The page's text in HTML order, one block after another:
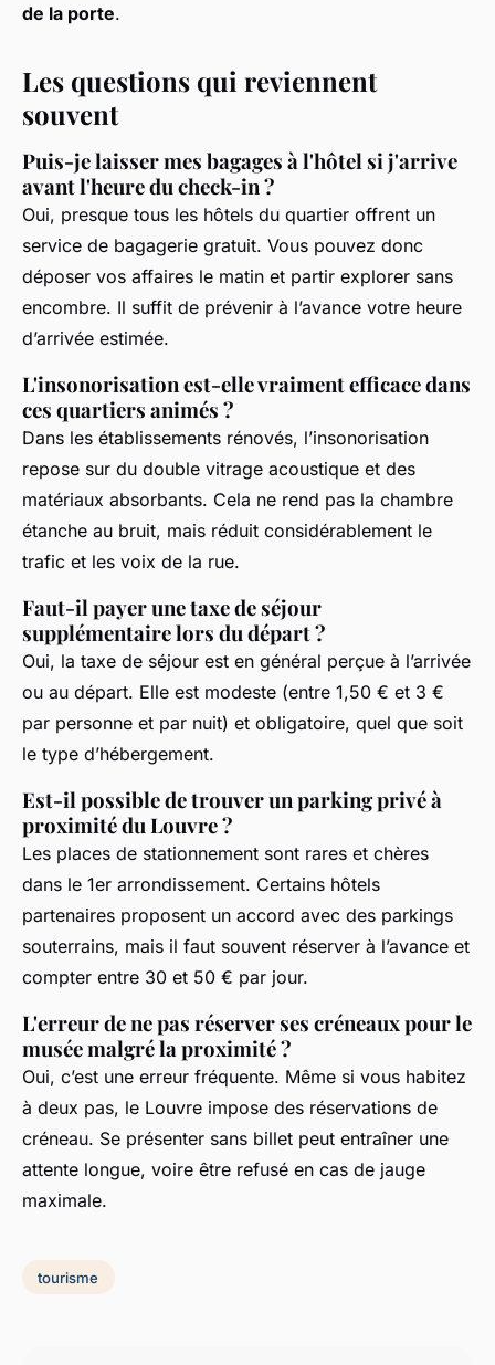
de la porte.
Les questions qui reviennent
souvent
Puis-je laisser mes bagages à l'hôtel si j'arrive
avant l'heure du check-in ?
Oui, presque tous les hôtels du quartier offrent un
service de bagagerie gratuit. Vous pouvez donc
déposer vos affaires le matin et partir explorer sans
encombre. Il suffit de prévenir à l’avance votre heure
d’arrivée estimée.
L'insonorisation est-elle vraiment efficace dans
ces quartiers animés ?
Dans les établissements rénovés, l’insonorisation
repose sur du double vitrage acoustique et des
matériaux absorbants. Cela ne rend pas la chambre
étanche au bruit, mais réduit considérablement le
trafic et les voix de la rue.
Faut-il payer une taxe de séjour
supplémentaire lors du départ ?
Oui, la taxe de séjour est en général perçue à l’arrivée
ou au départ. Elle est modeste (entre 1,50 € et 3 €
par personne et par nuit) et obligatoire, quel que soit
le type d’hébergement.
Est-il possible de trouver un parking privé à
proximité du Louvre ?
Les places de stationnement sont rares et chères
dans le 1er arrondissement. Certains hôtels
partenaires proposent un accord avec des parkings
souterrains, mais il faut souvent réserver à l’avance et
compter entre 30 et 50 € par jour.
L'erreur de ne pas réserver ses créneaux pour le
musée malgré la proximité ?
Oui, c’est une erreur fréquente. Même si vous habitez
à deux pas, le Louvre impose des réservations de
créneau. Se présenter sans billet peut entraîner une
attente longue, voire être refusé en cas de jauge
maximale.
tourisme